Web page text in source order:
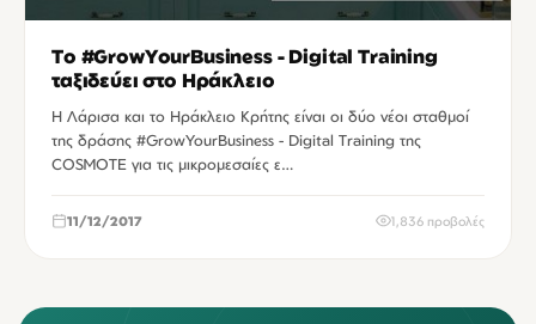
Το #GrowYourBusiness - Digital Training
ταξιδεύει στο Ηράκλειο
Η Λάρισα και το Ηράκλειο Κρήτης είναι οι δύο νέοι σταθμοί
της δράσης #GrowYourBusiness - Digital Training της
COSMOTE για τις μικρομεσαίες ε…
11/12/2017 1,836 προβολές